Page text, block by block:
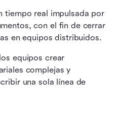
tiempo real impulsada por
con el fin de cerrar
en equipos distribuidos.
equipos crear
complejas y
una sola línea de